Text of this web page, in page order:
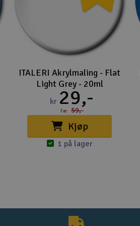
ITALERI Akrylmaling - Flat
Light Grey - 20ml
kr 29,-
Før 59,-
Kjøp
1 på lager